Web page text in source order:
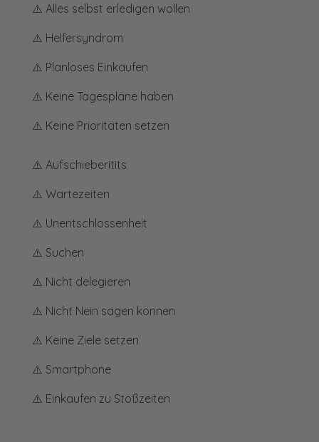
⚠️ Alles selbst erledigen wollen
⚠️ Helfersyndrom
⚠️ Planloses Einkaufen
⚠️ Keine Tagespläne haben
⚠️ Keine Prioritäten setzen
⚠️ Aufschieberitits
⚠️ Wartezeiten
⚠️ Unentschlossenheit
⚠️ Suchen
⚠️ Nicht delegieren
⚠️ Nicht Nein sagen können
⚠️ Keine Ziele setzen
⚠️ Smartphone
⚠️ Einkaufen zu Stoßzeiten